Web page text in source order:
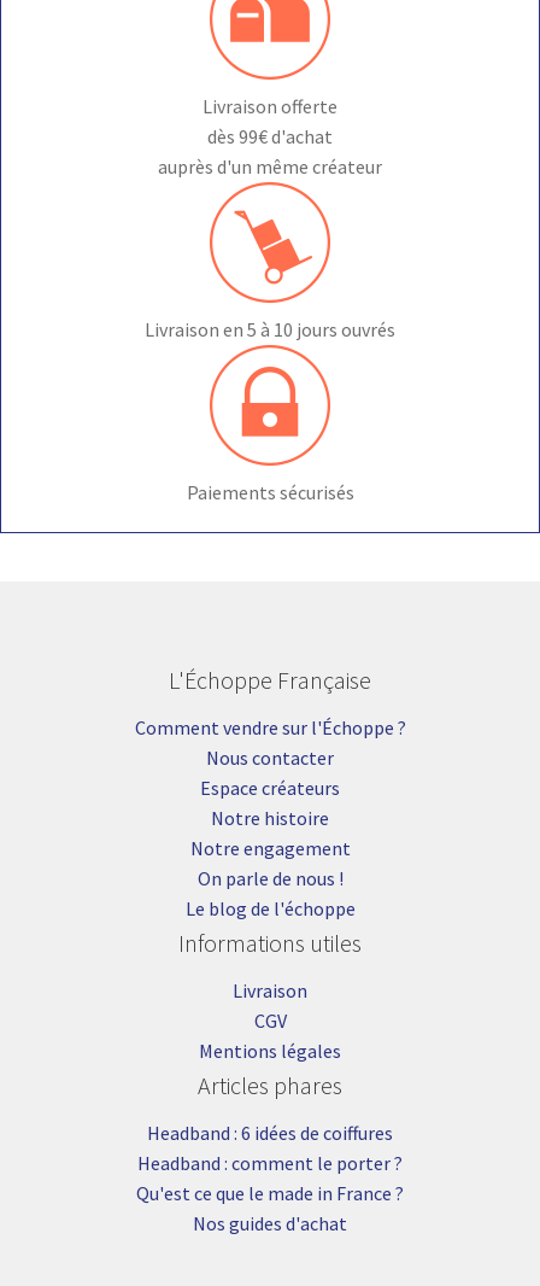
Livraison offerte
dès 99€ d'achat
auprès d'un même créateur
Livraison en 5 à 10 jours ouvrés
Paiements sécurisés
L'Échoppe Française
Comment vendre sur l'Échoppe ?
Nous contacter
Espace créateurs
Notre histoire
Notre engagement
On parle de nous !
Le blog de l'échoppe
Informations utiles
Livraison
CGV
Mentions légales
Articles phares
Headband : 6 idées de coiffures
Headband : comment le porter ?
Qu'est ce que le made in France ?
Nos guides d'achat